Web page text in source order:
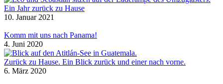
Ein Jahr zurück zu Hause
10. Januar 2021
Komm mit uns nach Panama!
4. Juni 2020
Zurück zu Hause. Ein Blick zurück und einer nach vorne.
6. März 2020